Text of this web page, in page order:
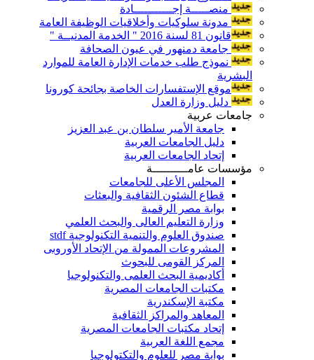
منصـــــة إجـــــــــــادة
مدونة سلوكيات وأخلاقيات الوظيفة العامة
قانون 81 لسنة 2016 " الخدمة المدنيــة "
جامعة دمنهور في عيون الصحافة
نموذج طلب خدمات الإدارة العامة للموارد
البشرية
موقع الإستفسارات الخاصة بجائحة كورونا
دليل وزارة العدل
جامعات عربية
جامعة الأمير سلطان بن عبد العزيز
دليل الجامعات العربية
إتحاد الجامعات العربية
مؤسسات عامــــــــــة
المجلس الأعلى للجامعات
قطاع الشئون الثقافية والبعثات
بوابة مصر الرقمية
وزارة التعليم العالى والبحث العلمي
صندوق العلوم والتنمية التكنولوجية stdf
المشروعات الممولة من الإتحاد الأوروبى
المركز القومى للبحوث
أكاديمية البحث العلمى والتكنولوجيا
مكتبات الجامعات المصرية
مكتبة الإسكندرية
المعاهد والمراكز الثقافية
إتحاد مكتبات الجامعات المصرية
مجمع اللغة العربية
بوابة مصر للعلوم والتكتولوجيا